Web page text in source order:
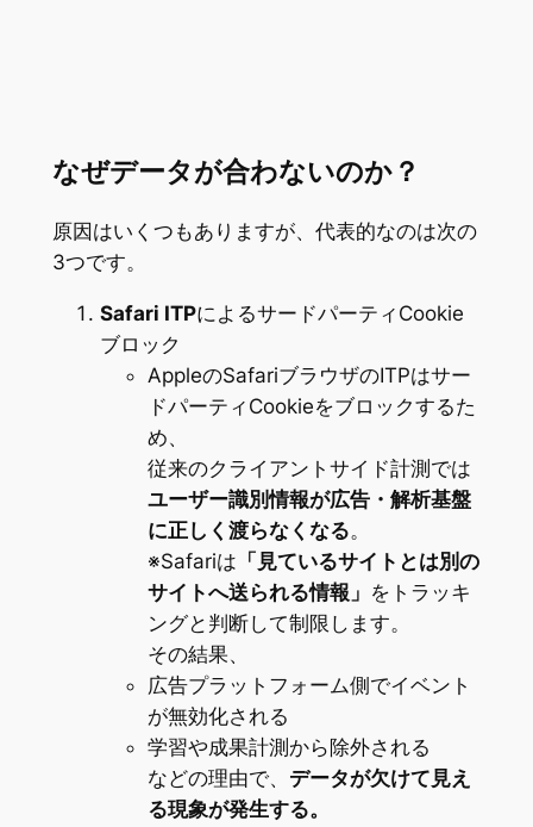
なぜデータが合わないのか？
原因はいくつもありますが、代表的なのは次の
3つです。
Safari ITPによるサードパーティCookie
ブロック
AppleのSafariブラウザのITPはサー
ドパーティCookieをブロックするた
め、
従来のクライアントサイド計測では
ユーザー識別情報が広告・解析基盤
に正しく渡らなくなる。
※Safariは 「見ているサイトとは別の
サイトへ送られる情報」 をトラッキ
ングと判断して制限します。
その結果、
広告プラットフォーム側でイベント
が無効化される
学習や成果計測から除外される
などの理由で、 データが欠けて見え
る現象が発生する。